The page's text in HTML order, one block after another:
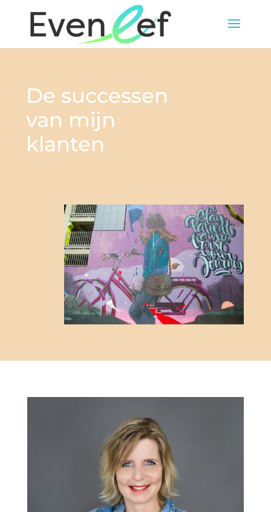
De successen
van mijn
klanten